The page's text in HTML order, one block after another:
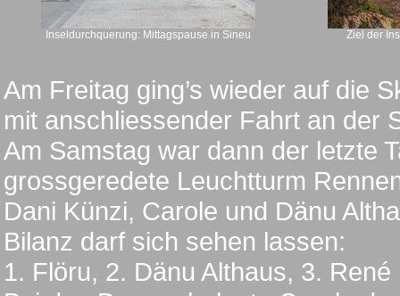
Inseldurchquerung: Mittagspause in Sineu Ziel der
Am Freitag ging’s wieder auf die
mit anschliessender Fahrt an der
Am Samstag war dann der letzte
grossgeredete Leuchtturm
Dani Künzi, Carole und Dänu
Bilanz darf sich sehen lassen:
1. Flöru, 2. Dänu Althaus, 3.